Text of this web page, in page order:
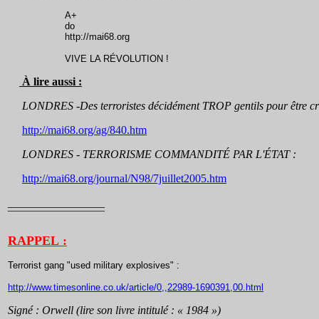
A+
do
http://mai68.org
VIVE LA RÉVOLUTION !
À lire aussi :
LONDRES -Des terroristes décidément TROP gentils pour être
http://mai68.org/ag/840.htm
LONDRES - TERRORISME COMMANDITÉ PAR L'ÉTAT :
http://mai68.org/journal/N98/7juillet2005.htm
¯¯¯¯¯¯¯¯¯¯¯¯¯¯¯¯¯
RAPPEL :
Terrorist gang "used military explosives" :
http://www.timesonline.co.uk/article/0,,22989-1690391,00.html
Signé : Orwell (lire son livre intitulé : « 1984 »)